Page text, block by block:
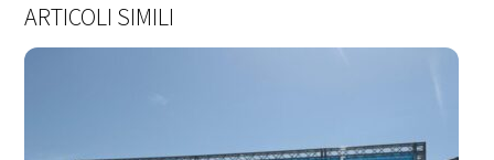
ARTICOLI SIMILI